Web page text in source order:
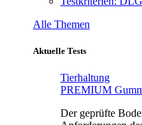
Alle Themen
Aktuelle Tests
Tierhaltung
PREMIUM
Der geprüfte